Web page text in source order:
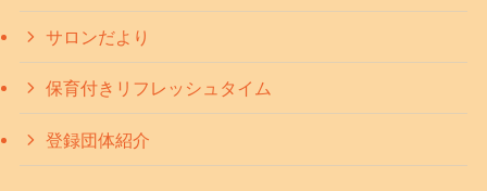
サロンだより
保育付きリフレッシュタイム
登録団体紹介